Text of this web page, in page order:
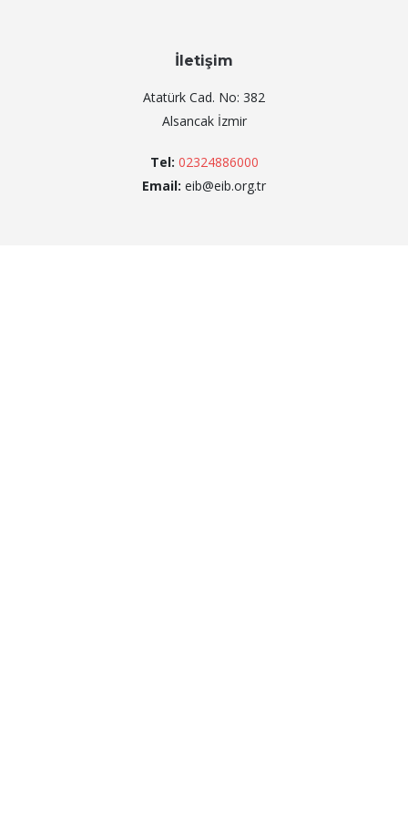
İletişim
Atatürk Cad. No: 382
Alsancak İzmir
Tel: 02324886000
Email: eib@eib.org.tr